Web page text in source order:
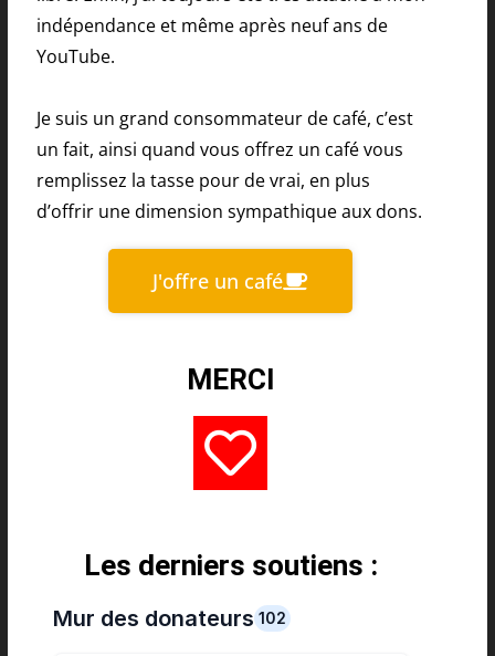
indépendance et même après neuf ans de
YouTube.
Je suis un grand consommateur de café, c’est
un fait, ainsi quand vous offrez un café vous
remplissez la tasse pour de vrai, en plus
d’offrir une dimension sympathique aux dons.
J'offre un café
MERCI
Les derniers soutiens :